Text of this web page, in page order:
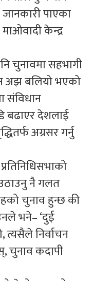
पाएका
माओवादी केन्द्र
चुनावमा सहभागी
अझ बलियो भएको
संविधान
बढाएर देशलाई
अग्रसर गर्नु
नै गलत
चुनाव हुन्छ की
भने– ‘दुई
निर्वाचन
चुनाव कदापी